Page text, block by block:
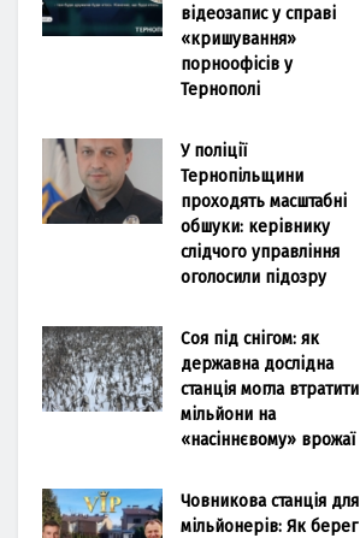
відеозапис у справі
«кришування»
порноофісів у
Тернополі
У поліції
Тернопільщини
проходять масштабні
обшуки: керівнику
слідчого управління
оголосили підозру
Соя під снігом: як
державна дослідна
станція могла втратити
мільйони на
«насіннєвому» врожаї
Човникова станція для
мільйонерів: Як берег